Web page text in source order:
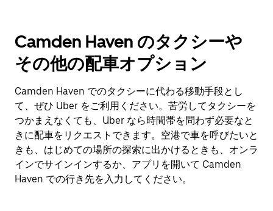
Camden Haven のタクシーや
その他の配車オプション
Camden Haven でのタクシーに代わる移動手段とし
て、ぜひ Uber をご利用ください。苦労してタクシーを
つかまえなくても、Uber なら時間帯を問わず必要なと
きに配車をリクエストできます。空港で車を呼びたいと
きも、はじめての場所の探索に出かけるときも、オンラ
インでサインインするか、アプリを開いて Camden
Haven での行き先を入力してください。